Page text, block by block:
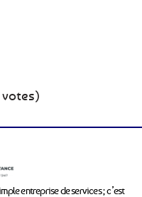
votes)
entreprise de services ; c’est